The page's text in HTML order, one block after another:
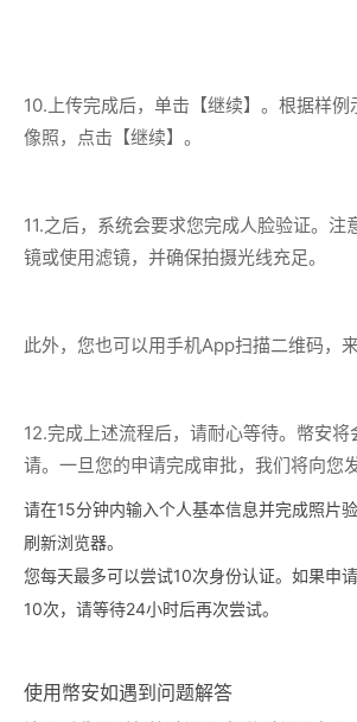
10.上传完成后，单击【继续】。根据样例
像照，点击【继续】。
11.之后，系统会要求您完成人脸验证。注
镜或使用滤镜，并确保拍摄光线充足。
此外，您也可以用手机App扫描二维码，
12.完成上述流程后，请耐心等待。幣安将
请。一旦您的申请完成审批，我们将向您
请在15分钟内输入个人基本信息并完成照片
刷新浏览器。
您每天最多可以尝试10次身份认证。如果申
10次，请等待24小时后再次尝试。
使用幣安如遇到问题解答